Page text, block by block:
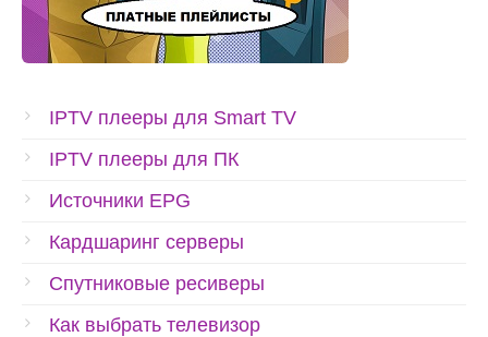
IPTV плееры для Smart TV
IPTV плееры для ПК
Источники EPG
Кардшаринг серверы
Спутниковые ресиверы
Как выбрать телевизор